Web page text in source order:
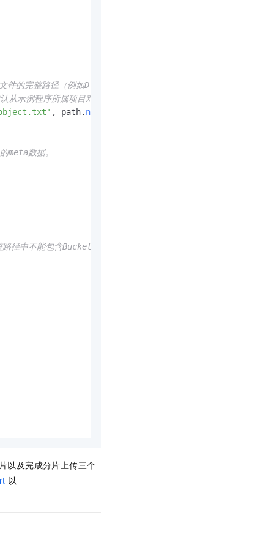
的完整路径（例如D:\\localpath\\examplefile.txt）。Object
例程序所属项目对应本地路径中上传文件。
, path. normalize
数据。
中不能包含Bucket名称。
以及完成分片上传三个
以